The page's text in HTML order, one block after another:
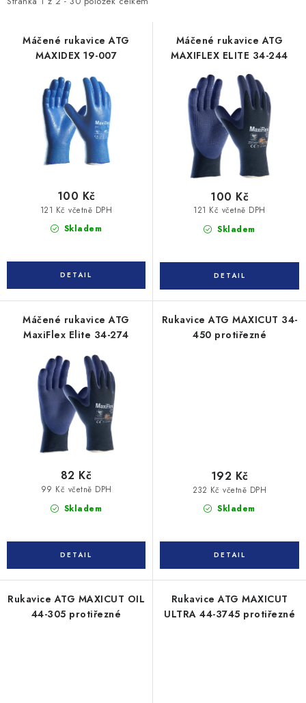
KONTAKTY
Velkoobchod O nás
Náhradní plnění
Obchodní podmínky
Máčené rukavice ATG
MAXIDEX 19-007
Skladem
121 Kč včetně DPH
100 Kč
Máčené rukavice ATG
MAXIFLEX ELITE 34-244
Skladem
121 Kč včetně DPH
100 Kč
Máčené rukavice ATG
MaxiFlex Elite 34-274
Skladem
99 Kč včetně DPH
82 Kč
Rukavice ATG MAXICUT 34-
450 protiřezné
Skladem
232 Kč včetně DPH
192 Kč
Rukavice ATG MAXICUT OIL
44-305 protiřezné
Rukavice ATG MAXICUT
ULTRA 44-3745 protiřezné